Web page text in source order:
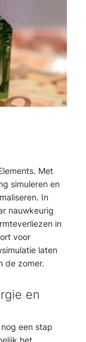
Met
simuleren en
In
nauwkeurig
in
voor
laten
de zomer.
en
een stap
het